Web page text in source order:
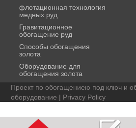
флотационная технология
медных руд
Гравитационное
обогащение руд
Способы обогащения
золота
Оборудование для
обогащения золота
Проект по обогащениею под ключ и
оборудование | Privacy Policy